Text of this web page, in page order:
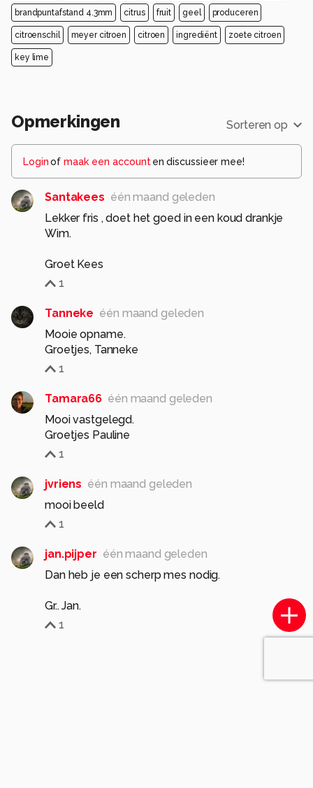
brandpuntafstand 4.3mm citrus fruit geel produceren
citroenschil meyer citroen citroen ingrediënt zoete citroen
key lime
Opmerkingen Sorteren op
Loginof maak een account en discussieer mee!
Santakees één maand geleden
Lekker fris , doet het goed in een koud drankje
Wim.
Groet Kees
1
Tanneke één maand geleden
Mooie opname.
Groetjes, Tanneke
1
Tamara66 één maand geleden
Mooi vastgelegd.
Groetjes Pauline
1
jvriens één maand geleden
mooi beeld
1
jan.pijper één maand geleden
Dan heb je een scherp mes nodig.
Gr.. Jan.
1